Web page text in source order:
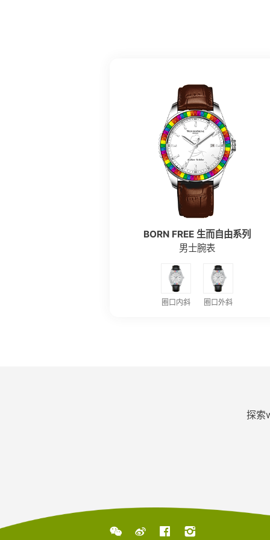
BORN FREE 生而自由系列
男士腕表
圈口内斜 圈口外斜
探索
   